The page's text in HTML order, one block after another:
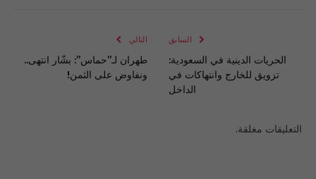
السابق
الحريات الدينية في السعودية:
تزويق للخارج وانتهاكات في
الداخل
التالي
طهران لـ”حماس”: بشّار انتهى..
ونفاوض على الثمن!
التعليقات مغلقة.